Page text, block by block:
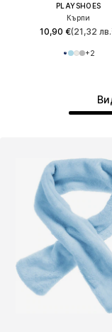
PLAYSHOES
Кърпи
10,90 €(21,32
+2